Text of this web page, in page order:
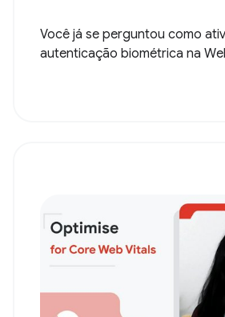
Você já se perguntou como
autenticação biométrica na